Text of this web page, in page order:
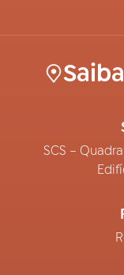
SCS –